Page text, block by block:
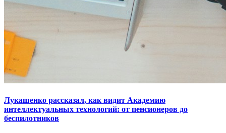
Лукашенко рассказал, как видит Академию
интеллектуальных технологий: от пенсионеров до
беспилотников